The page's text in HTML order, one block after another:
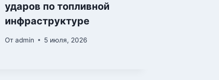
ударов по топливной
инфраструктуре
От admin 5 июля, 2026